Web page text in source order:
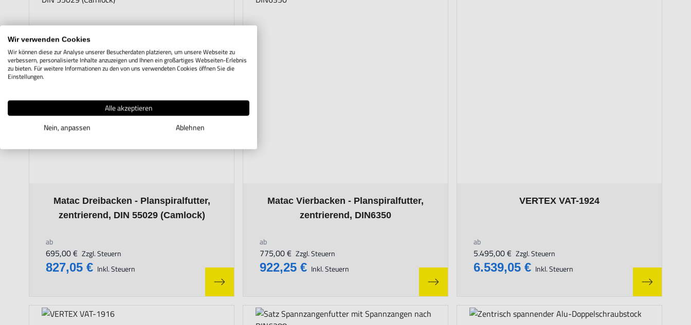
Matac Dreibacken - Planspiralfutter,
zentrierend, DIN 55029 (Camlock)
The price depends on the options chosen on the product page
ab
827,05 € Inkl. Steuern
695,00 € Zzgl. Steuern
Matac Vierbacken - Planspiralfutter,
zentrierend, DIN6350
The price depends on the options chosen on the product page
ab
922,25 € Inkl. Steuern
775,00 € Zzgl. Steuern
VERTEX VAT-1924
The price depends on the options chosen on the product page
ab
6.539,05 € Inkl. Steuern
5.495,00 € Zzgl. Steuern
Wir verwenden Cookies
Wir können diese zur Analyse unserer Besucherdaten platzieren, um unsere Webseite zu
verbessern, personalisierte Inhalte anzuzeigen und Ihnen ein großartiges Webseiten-Erlebnis
zu bieten. Für weitere Informationen zu den von uns verwendeten Cookies öffnen Sie die
Einstellungen.
Alle akzeptieren
Nein, anpassen
Ablehnen